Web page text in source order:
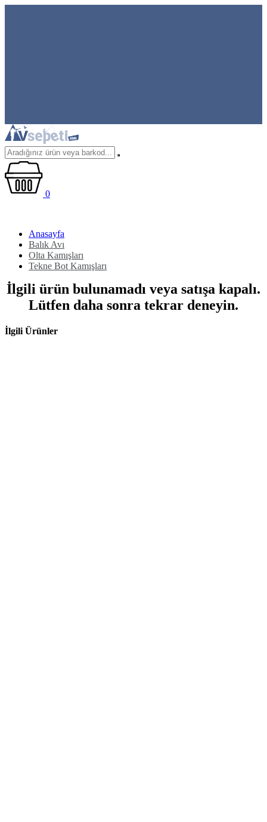
0
Anasayfa
Balık Avı
Olta Kamışları
Tekne Bot Kamışları
İlgili ürün bulunamadı veya satışa kapalı.
Lütfen daha sonra tekrar deneyin.
İlgili Ürünler